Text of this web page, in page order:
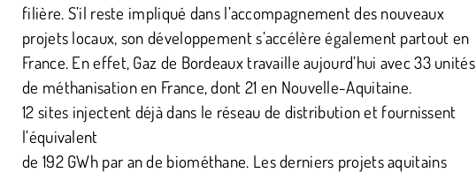
filière. S’il reste impliqué dans l’accompagnement des nouveaux
projets locaux, son développement s’accélère également partout en
France. En effet, Gaz de Bordeaux travaille aujourd’hui avec 33 unités
de méthanisation en France, dont 21 en Nouvelle-Aquitaine.
12 sites injectent déjà dans le réseau de distribution et fournissent
l’équivalent
de 192 GWh par an de biométhane. Les derniers projets aquitains